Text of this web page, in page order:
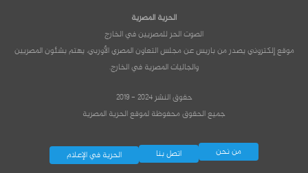
الحرية المصرية
الصوت الحر للمصريين في الخارج
موقع إلكتروني يصدر من باريس عن مجلس التعاون المصري الأوربي، يهتم بشئون المصريين
والجاليات المصرية في الخارج.
حقوق النشر 2024 - 2019
جميع الحقوق محفوظة لموقع الحرية المصرية
من نحن اتصل بنا الحرية في الإعلام